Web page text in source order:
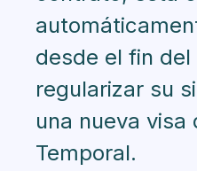
desde el fin
regularizar su
una nueva visa
Temporal.